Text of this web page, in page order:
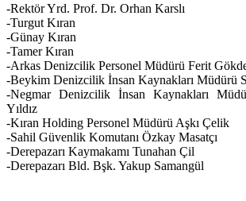
-Rektör Yrd. Prof. Dr. Orhan Karslı
-Turgut Kıran
-Günay Kıran
-Tamer Kıran
-Arkas Denizcilik Personel Müdürü Ferit
-Beykim Denizcilik İnsan Kaynakları Müdürü
-Negmar Denizcilik İnsan Kaynakları
Yıldız
-Kıran Holding Personel Müdürü Aşkı Çelik
-Sahil Güvenlik Komutanı Özkay Masatçı
-Derepazarı Kaymakamı Tunahan Çil
-Derepazarı Bld. Bşk. Yakup Samangül